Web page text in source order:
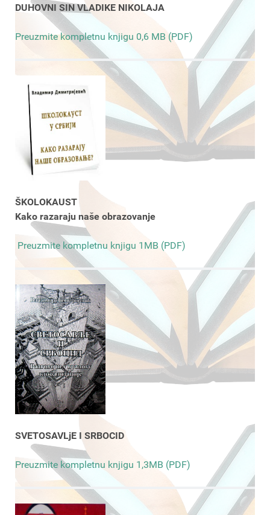
DUHOVNI SIN VLADIKE NIKOLAJA
Preuzmite kompletnu knjigu 0,6 MB (PDF)
ŠKOLOKAUST
Kako razaraju naše obrazovanje
Preuzmite kompletnu knjigu 1MB (PDF)
SVETOSAVLjE I SRBOCID
Preuzmite kompletnu knjigu 1,3MB (PDF)